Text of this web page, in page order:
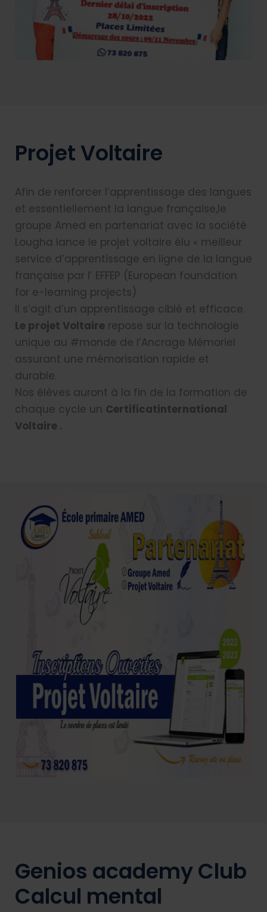
Projet Voltaire
Afin de renforcer l’apprentissage des langues
et essentiellement la langue française,le
groupe Amed en partenariat avec la société
Lougha lance le projet voltaire élu « meilleur
service d’apprentissage en ligne de la langue
française par l’ EFFEP (European foundation
for e-learning projects)
Il s’agit d’un apprentissage ciblé et efficace.
Le projet Voltaire repose sur la technologie
unique au #monde de l’Ancrage Mémoriel
assurant une mémorisation rapide et
durable.
Nos élèves auront à la fin de la formation de
chaque cycle un Certificatinternational
Voltaire .
Genios academy Club
Calcul mental